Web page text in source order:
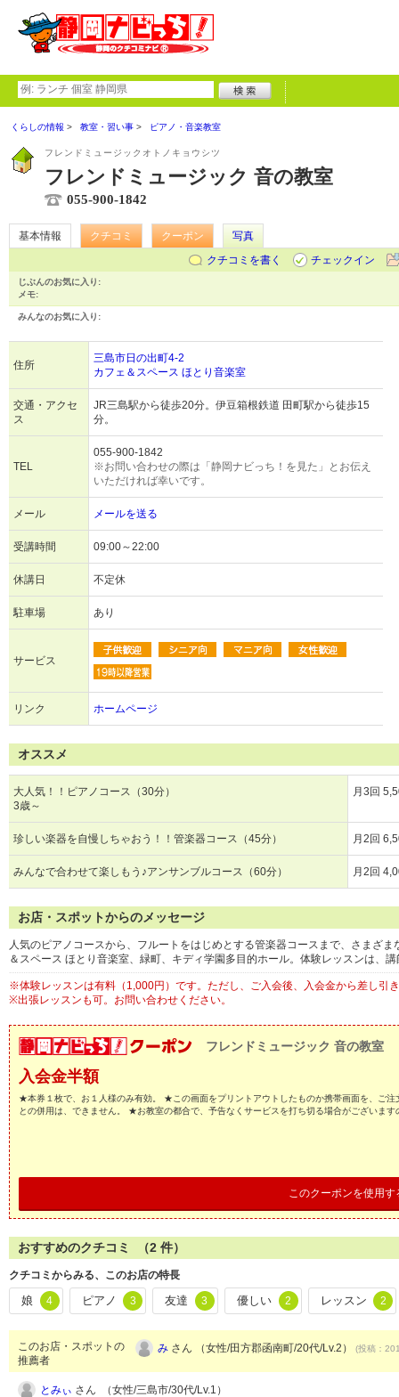
くらしの情報 教室・習い事 ピアノ・音楽教室
フレンドミュージックオトノキョウシツ
フレンドミュージック 音の教室
055-900-1842
基本情報 クチコミ クーポン
写真
クチコミを書く
チェックイン
じぶんのお気に入り:
メモ:
みんなのお気に入り:
住所
三島市日の出町4-2
カフェ＆スペース ほとり音楽室
交通・アクセ
ス
JR三島駅から徒歩20分。伊豆箱根鉄道 田町駅から徒歩15
分。
TEL
055-900-1842
※お問い合わせの際は「静岡ナビっち！を見た」とお伝え
いただければ幸いです。
メール メールを送る
受講時間 09:00～22:00
休講日 不定休
駐車場 あり
サービス
リンク ホームページ
オススメ
大人気！！ピアノコース（30分）
3歳～
月3回
珍しい楽器を自慢しちゃおう！！管楽器コース（45分） 月2回
みんなで合わせて楽しもう♪アンサンブルコース（60分） 月2回
お店・スポットからのメッセージ
人気のピアノコースから、フルートをはじめとする管楽器コースまで、さまざ
＆スペース ほとり音楽室、緑町、キディ学園多目的ホール。体験レッスンは、
※体験レッスンは有料（1,000円）です。ただし、ご入会後、入会金から差し引
※出張レッスンも可。お問い合わせください。
フレンドミュージック 音の教室
入会金半額
★本券１枚で、お１人様のみ有効。 ★この画面をプリントアウトしたものか携帯画面を、ご
との併用は、できません。 ★お教室の都合で、予告なくサービスを打ち切る場合がございます
このクーポンを使用す
おすすめのクチコミ （2 件）
クチコミからみる、このお店の特長
娘 4 ピアノ 3 友達 3 優しい 2 レッスン 2
このお店・スポットの
推薦者
み さん （女性/田方郡函南町/20代/Lv.2） (投稿：
とみぃ さん （女性/三島市/30代/Lv.1）